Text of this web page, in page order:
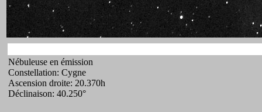
Nébuleuse en émission
Constellation: Cygne
Ascension droite: 20.370h
Déclinaison: 40.250°